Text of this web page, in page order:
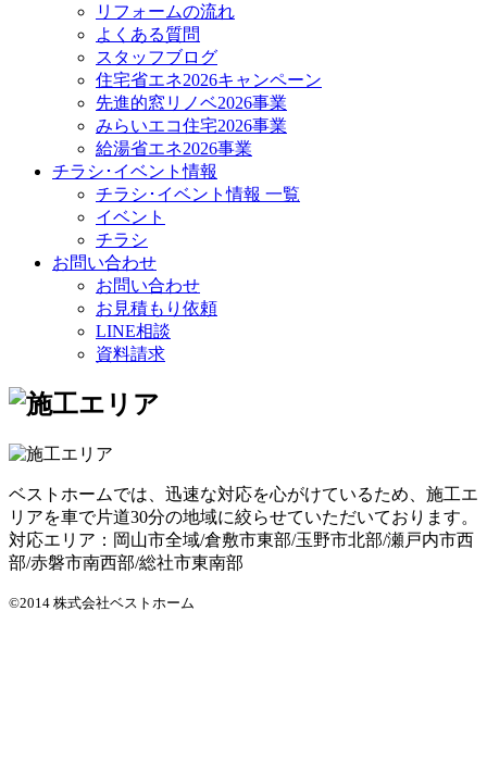
リフォームの流れ
よくある質問
スタッフブログ
住宅省エネ2026キャンペーン
先進的窓リノベ2026事業
みらいエコ住宅2026事業
給湯省エネ2026事業
チラシ･イベント情報
チラシ･イベント情報 一覧
イベント
チラシ
お問い合わせ
お問い合わせ
お見積もり依頼
LINE相談
資料請求
ベストホームでは、迅速な対応を心がけているため、施工エ
リアを車で片道30分の地域に絞らせていただいております。
対応エリア：岡山市全域/倉敷市東部/玉野市北部/瀬戸内市西
部/赤磐市南西部/総社市東南部
©2014 株式会社ベストホーム